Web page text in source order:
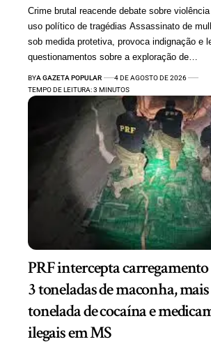
Crime brutal reacende debate sobre
uso político de tragédias Assassinato de
sob medida protetiva, provoca indignação e
questionamentos sobre a exploração de…
BYA GAZETA POPULAR
4 DE AGOSTO DE 2026
TEMPO DE LEITURA: 3 MINUTOS
PRF intercepta carregamento
3 toneladas de maconha,
tonelada de cocaína e
ilegais em MS